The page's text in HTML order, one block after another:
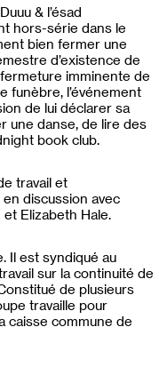
& l’ésad
hors-série dans le
bien fermer une
d’existence de
fermeture imminente de
funèbre, l’événement
de lui déclarer sa
une danse, de lire des
book club.
travail et
discussion avec
Elizabeth Hale.
Il est syndiqué au
sur la continuité de
de plusieurs
travaille pour
caisse commune de